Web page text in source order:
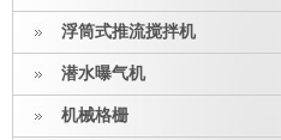
浮筒式推流搅拌机
潜水曝气机
机械格栅